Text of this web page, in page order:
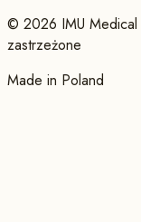
© 2026 IMU
zastrzeżone
Made in Poland